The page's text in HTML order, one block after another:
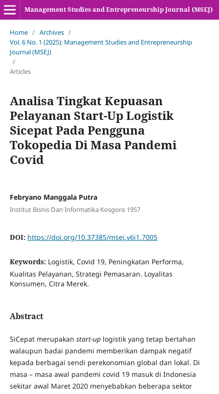
Management Studies and Entrepreneurship Journal (MSEJ)
Home / Archives /
Vol. 6 No. 1 (2025): Management Studies and Entrepreneurship
Journal (MSEJ)
/
Articles
Analisa Tingkat Kepuasan
Pelayanan Start-Up Logistik
Sicepat Pada Pengguna
Tokopedia Di Masa Pandemi
Covid
Febryano Manggala Putra
Institut Bisnis Dan Informatika Kosgoro 1957
DOI: https://doi.org/10.37385/msej.v6i1.7005
Keywords: Logistik, Covid 19, Peningkatan Performa,
Kualitas Pelayanan, Strategi Pemasaran. Loyalitas
Konsumen, Citra Merek.
Abstract
SiCepat merupakan start-uplogistik yang tetap bertahan
walaupun badai pandemi memberikan dampak negatif
kepada berbagai sendi perekonomian global dan lokal. Di
masa – masa awal pandemi covid 19 masuk di Indonesia
sekitar awal Maret 2020 menyebabkan beberapa sektor